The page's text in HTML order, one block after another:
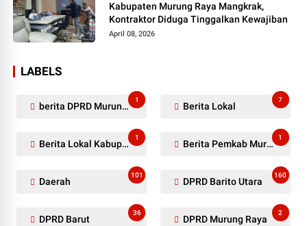
Kabupaten Murung Raya Mangkrak,
Kontraktor Diduga Tinggalkan Kewajiban
April 08, 2026
LABELS
berita DPRD Murung Raya
1
Berita Lokal
7
Berita Lokal Kabupaten Barito Utara
1
Berita Pemkab Murung Raya
1
Daerah
101
DPRD Barito Utara
160
DPRD Barut
36
DPRD Murung Raya
2